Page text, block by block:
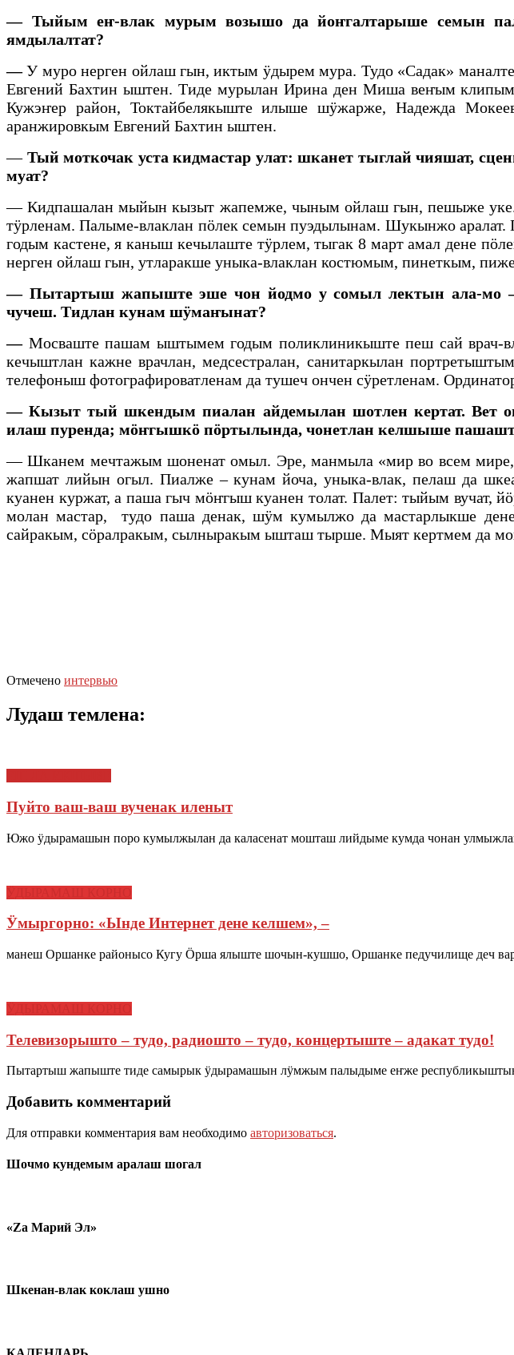
— Тыйым еҥ-влак мурым возышо да йоҥгалтарыше семын
ямдылалтат?
—У муро нерген ойлаш гын, иктым ӱдырем мура. Тудо «Садак»
Евгений Бахтин ыштен. Тиде мурылан Ирина ден Миша веҥым
Кужэҥер район, Токтайбелякыште илыше шӱжарже, Надежда
аранжировкым Евгений Бахтин ыштен.
— Тый моткочак уста кидмастар улат: шканет тыглай чияшат,
муат?
— Кидпашалан мыйын кызыт жапемже, чыным ойлаш гын, пешыже
тӱрленам. Палыме-влаклан пӧлек семын пуэдылынам. Шукынжо
годым кастене, я каныш кечылаште тӱрлем, тыгак 8 март амал дене
нерген ойлаш гын, утларакше уныка-влаклан костюмым, пинеткым,
— Пытартыш жапыште эше чон йодмо у сомыл лектын ала-мо
чучеш. Тидлан кунам шӱмаҥынат?
— Мосваште пашам ыштымем годым поликлиникыште пеш сай
кечыштлан кажне врачлан, медсестралан, санитаркылан
телефоныш фотографироватленам да тушеч ончен сӱретленам.
— Кызыт тый шкендым пиалан айдемылан шотлен кертат. Вет
илаш пуренда; мӧҥгышкӧ пӧртылында, чонетлан келшыше
— Шканем мечтажым шоненат омыл. Эре, манмыла «мир во всем
жапшат лийын огыл. Пиалже – кунам йоча, уныка-влак, пелаш да
куанен куржат, а паша гыч мӧҥгыш куанен толат. Палет: тыйым
молан мастар, тудо паша денак, шӱм кумылжо да мастарлыкше
сайракым, сӧралракым, сылныракым ышташ тырше. Мыят кертмем да
Отмечено интервью
Лудаш темлена:
Пуйто ваш-ваш вученак иленыт
Южо ӱдырамашын поро кумылжылан да каласенат мошташ лийдыме кумда чонан
Ӱмыргорно: «Ынде Интернет дене келшем», –
манеш Оршанке районысо Кугу Ӧрша ялыште шочын-кушшо, Оршанке педучилище деч
Телевизорышто – тудо, радиошто – тудо, концертыште – адакат тудо!
Пытартыш жапыште тиде самырык ӱдырамашын лӱмжым палыдыме еҥже
Добавить комментарий
Для отправки комментария вам необходимо авторизоваться.
Шочмо кундемым аралаш шогал
«Zа Марий Эл»
Шкенан-влак коклаш ушно